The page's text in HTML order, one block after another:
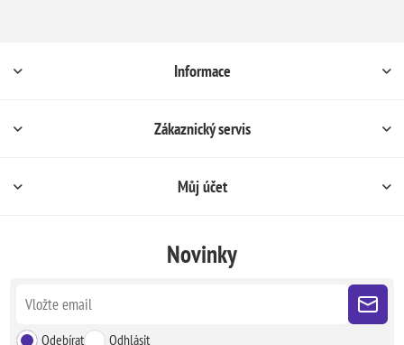
Informace
Zákaznický servis
Můj účet
Novinky
Odebírat Odhlásit